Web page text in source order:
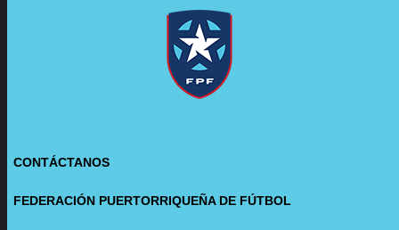
CONTÁCTANOS
FEDERACIÓN PUERTORRIQUEÑA DE FÚTBOL